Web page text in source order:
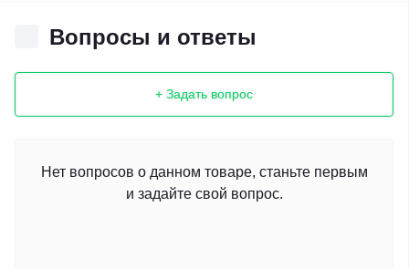
Вопросы и ответы
+ Задать вопрос
Нет вопросов о данном товаре, станьте первым
и задайте свой вопрос.